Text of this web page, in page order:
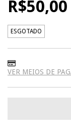
R$50,00
ESGOTADO
VER MEIOS DE